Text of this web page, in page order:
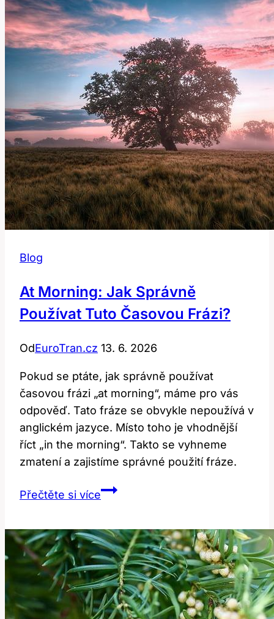
Blog
At Morning: Jak Správně
Používat Tuto Časovou Frázi?
OdEuroTran.cz 13. 6. 2026
Pokud se ptáte, jak správně používat
časovou frázi „at morning“, máme pro vás
odpověď. Tato fráze se obvykle nepoužívá v
anglickém jazyce. Místo toho je vhodnější
říct „in the morning“. Takto se vyhneme
zmatení a zajistíme správné použití fráze.
Přečtěte si víceAt
Správně
Používat
Tuto
Časovou
Frázi?